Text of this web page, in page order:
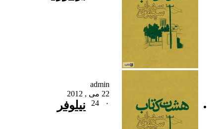
admin
22 می , 2012
۰
نیلوفر